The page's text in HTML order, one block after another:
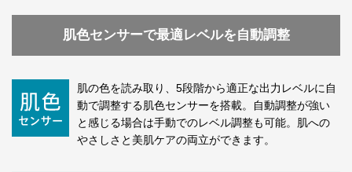
肌色センサーで最適レベルを自動調整
肌の色を読み取り、5段階から適正な出力レベルに自
動で調整する肌色センサーを搭載。自動調整が強い
と感じる場合は手動でのレベル調整も可能。肌への
やさしさと美肌ケアの両立ができます。